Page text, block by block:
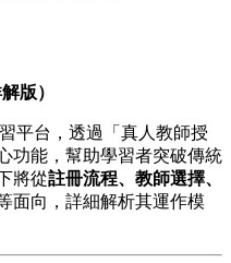
版）
平台，透過「真人教師授
功能，幫助學習者突破傳統
將從註冊流程、教師選擇、
面向，詳細解析其運作模